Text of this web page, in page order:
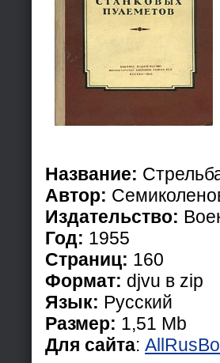
Название:
Автор:
Издательство:
Год: 1955
Страниц: 160
Формат: djvu в zip
Язык: Русский
Размер: 1,51 Mb
Для сайта: